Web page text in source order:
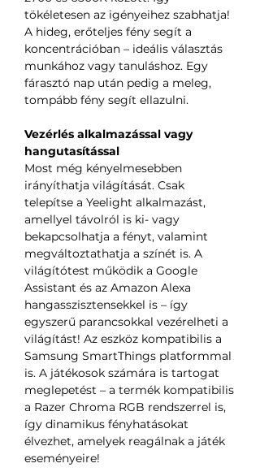
tökéletesen az igényeihez szabhatja!
A hideg, erőteljes fény segít a
koncentrációban – ideális választás
munkához vagy tanuláshoz. Egy
fárasztó nap után pedig a meleg,
tompább fény segít ellazulni.
Vezérlés alkalmazással vagy
hangutasítással
Most még kényelmesebben
irányíthatja világítását. Csak
telepítse a Yeelight alkalmazást,
amellyel távolról is ki- vagy
bekapcsolhatja a fényt, valamint
megváltoztathatja a színét is. A
világítótest működik a Google
Assistant és az Amazon Alexa
hangasszisztensekkel is – így
egyszerű parancsokkal vezérelheti a
világítást! Az eszköz kompatibilis a
Samsung SmartThings platformmal
is. A játékosok számára is tartogat
meglepetést – a termék kompatibilis
a Razer Chroma RGB rendszerrel is,
így dinamikus fényhatásokat
élvezhet, amelyek reagálnak a játék
eseményeire!